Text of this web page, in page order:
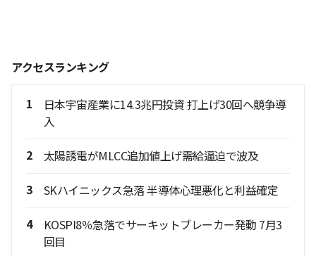
アクセスランキング
1
日本宇宙産業に14.3兆円投資 打上げ30回へ競争導
入
2 太陽誘電がMLCC追加値上げ需給逼迫で波及
3 SKハイニックス急落 半導体心理悪化と利益確定
4
KOSPI8％急落でサーキットブレーカー発動 7月3
回目